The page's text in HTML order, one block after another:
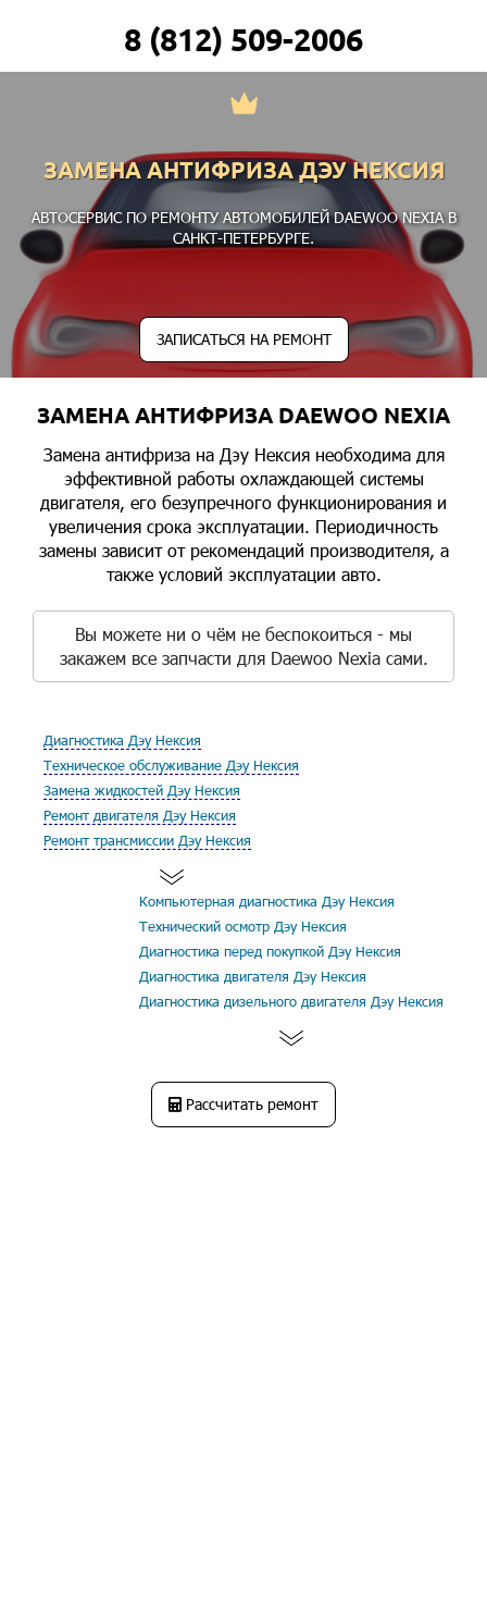
8 (812) 509-2006
ЗАМЕНА АНТИФРИЗА ДЭУ НЕКСИЯ
АВТОСЕРВИС ПО РЕМОНТУ АВТОМОБИЛЕЙ DAEWOO NEXIA В
САНКТ-ПЕТЕРБУРГЕ.
ЗАПИСАТЬСЯ НА РЕМОНТ
ЗАМЕНА АНТИФРИЗА DAEWOO NEXIA
Замена антифриза на Дэу Нексия необходима для
эффективной работы охлаждающей системы
двигателя, его безупречного функционирования и
увеличения срока эксплуатации. Периодичность
замены зависит от рекомендаций производителя, а
также условий эксплуатации авто.
Вы можете ни о чём не беспокоиться - мы
закажем все запчасти для Daewoo Nexia сами.
Диагностика Дэу Нексия
Техническое обслуживание Дэу Нексия
Замена жидкостей Дэу Нексия
Ремонт двигателя Дэу Нексия
Ремонт трансмиссии Дэу Нексия
Компьютерная диагностика Дэу Нексия
Технический осмотр Дэу Нексия
Диагностика перед покупкой Дэу Нексия
Диагностика двигателя Дэу Нексия
Диагностика дизельного двигателя Дэу Нексия
Рассчитать ремонт